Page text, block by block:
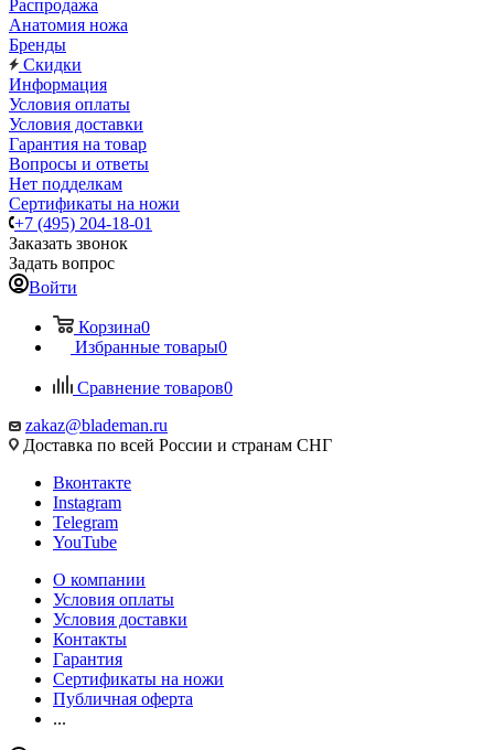
Распродажа
Анатомия ножа
Бренды
Скидки
Информация
Условия оплаты
Условия доставки
Гарантия на товар
Вопросы и ответы
Нет подделкам
Сертификаты на ножи
+7 (495) 204-18-01
Заказать звонок
Задать вопрос
Войти
Корзина0
Избранные товары0
Сравнение товаров0
zakaz@blademan.ru
Доставка по всей России и странам СНГ
Вконтакте
Instagram
Telegram
YouTube
О компании
Условия оплаты
Условия доставки
Контакты
Гарантия
Сертификаты на ножи
Публичная оферта
...